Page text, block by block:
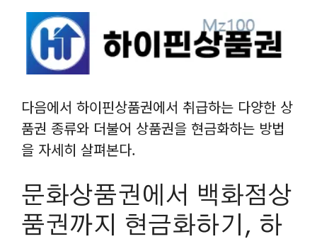
다음에서 하이핀상품권에서 취급하는 다양한 상
품권 종류와 더불어 상품권을 현금화하는 방법
을 자세히 살펴본다.
문화상품권에서 백화점상
품권까지 현금화하기, 하